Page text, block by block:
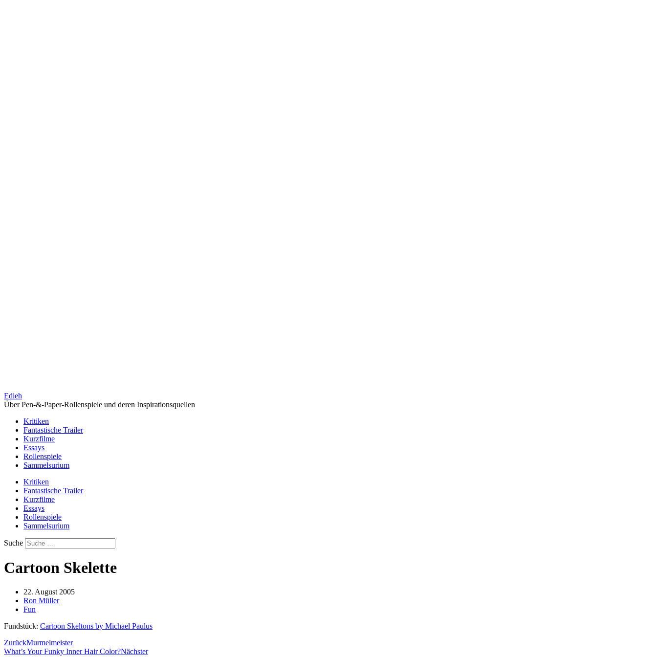
Edieh
Über Pen-&-Paper-Rollenspiele und deren Inspirationsquellen
Kritiken
Fantastische Trailer
Kurzfilme
Essays
Rollenspiele
Sammelsurium
Kritiken
Fantastische Trailer
Kurzfilme
Essays
Rollenspiele
Sammelsurium
Suche
Cartoon Skelette
22. August 2005
Ron Müller
Fun
Fundstück: Cartoon Skeltons by Michael Paulus
ZurückMurmelmeister
What’s Your Funky Inner Hair Color?Nächster